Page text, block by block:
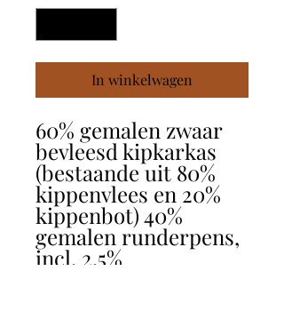
In winkelwagen
60% gemalen zwaar
bevleesd kipkarkas
(bestaande uit 80%
kippenvlees en 20%
kippenbot) 40%
gemalen runderpens,
incl. 2,5%